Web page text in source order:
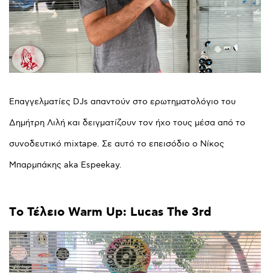
Επαγγελματίες DJs απαντούν στο ερωτηματολόγιο του
Δημήτρη Λιλή και δειγματίζουν τον ήχο τους μέσα από το
συνοδευτικό mixtape. Σε αυτό το επεισόδιο ο Νίκος
Μπαρμπάκης aka Espeekay.
Τo Τέλειο Warm Up: Lucas The 3rd